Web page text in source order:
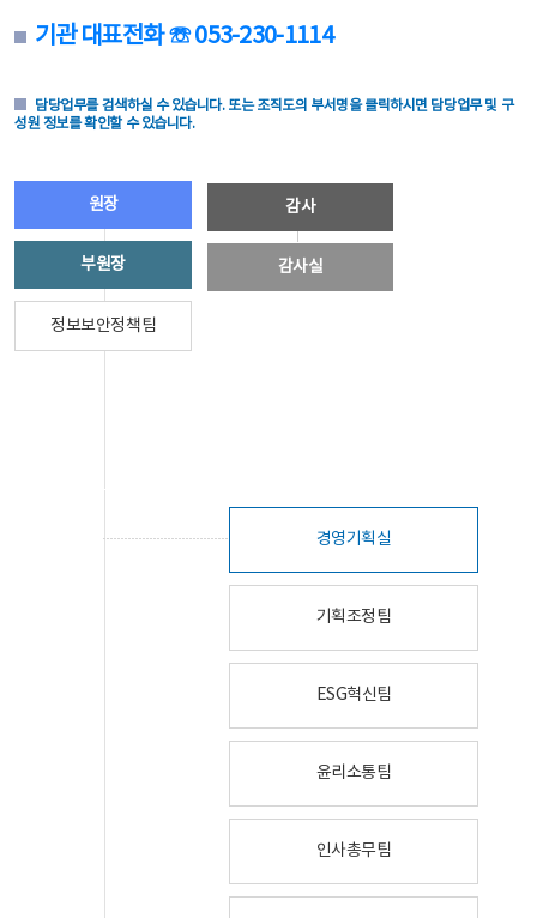
기관 대표전화 ☏ 053-230-1114
담당업무를 검색하실 수 있습니다. 또는 조직도의 부서명을 클릭하시면 담당업무 및 구
성원 정보를 확인할 수 있습니다.
원장
부원장
정보보안정책팀
감사
감사실
경영기획실
기획조정팀
ESG혁신팀
윤리소통팀
인사총무팀